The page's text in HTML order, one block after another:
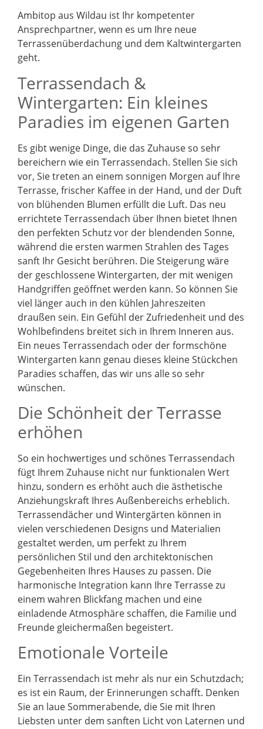
Ambitop aus Wildau ist Ihr kompetenter
Ansprechpartner, wenn es um Ihre neue
Terrassenüberdachung und dem Kaltwintergarten
geht.
Terrassendach &
Wintergarten: Ein kleines
Paradies im eigenen Garten
Es gibt wenige Dinge, die das Zuhause so sehr
bereichern wie ein Terrassendach. Stellen Sie sich
vor, Sie treten an einem sonnigen Morgen auf Ihre
Terrasse, frischer Kaffee in der Hand, und der Duft
von blühenden Blumen erfüllt die Luft. Das neu
errichtete Terrassendach über Ihnen bietet Ihnen
den perfekten Schutz vor der blendenden Sonne,
während die ersten warmen Strahlen des Tages
sanft Ihr Gesicht berühren. Die Steigerung wäre
der geschlossene Wintergarten, der mit wenigen
Handgriffen geöffnet werden kann. So können Sie
viel länger auch in den kühlen Jahreszeiten
draußen sein. Ein Gefühl der Zufriedenheit und des
Wohlbefindens breitet sich in Ihrem Inneren aus.
Ein neues Terrassendach oder der formschöne
Wintergarten kann genau dieses kleine Stückchen
Paradies schaffen, das wir uns alle so sehr
wünschen.
Die Schönheit der Terrasse
erhöhen
So ein hochwertiges und schönes Terrassendach
fügt Ihrem Zuhause nicht nur funktionalen Wert
hinzu, sondern es erhöht auch die ästhetische
Anziehungskraft Ihres Außenbereichs erheblich.
Terrassendächer und Wintergärten können in
vielen verschiedenen Designs und Materialien
gestaltet werden, um perfekt zu Ihrem
persönlichen Stil und den architektonischen
Gegebenheiten Ihres Hauses zu passen. Die
harmonische Integration kann Ihre Terrasse zu
einem wahren Blickfang machen und eine
einladende Atmosphäre schaffen, die Familie und
Freunde gleichermaßen begeistert.
Emotionale Vorteile
Ein Terrassendach ist mehr als nur ein Schutzdach;
es ist ein Raum, der Erinnerungen schafft. Denken
Sie an laue Sommerabende, die Sie mit Ihren
Liebsten unter dem sanften Licht von Laternen und